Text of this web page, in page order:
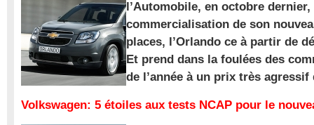
l’Automobile, en octobre
commercialisation de son
places, l’Orlando ce à partir de
Et prend dans la foulées des
de l’année à un prix très agressif
Volkswagen: 5 étoiles aux tests NCAP pour le